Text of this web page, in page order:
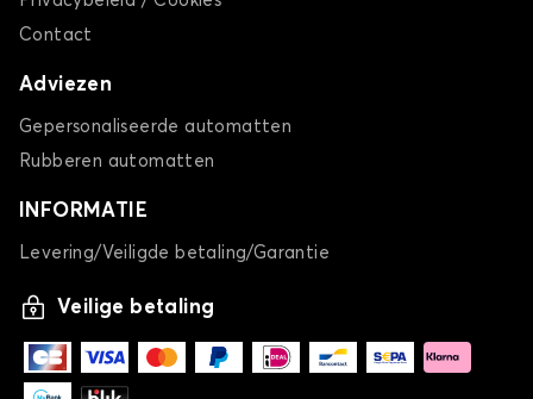
Contact
Adviezen
Gepersonaliseerde automatten
Rubberen automatten
INFORMATIE
Levering/Veiligde betaling/Garantie
Veilige betaling